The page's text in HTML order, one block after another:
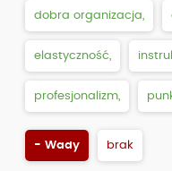
dobra organizacja,
elastyczność,
profesjonalizm,
- Wady brak